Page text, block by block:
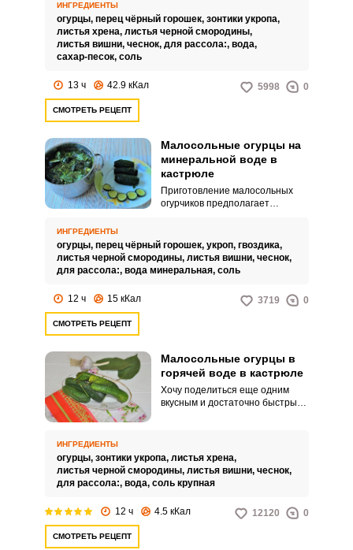
огурцы, приготовленные в
холодной воде, получаются
хрустящими и достаточно
ИНГРЕДИЕНТЫ
огурцы, перец чёрный горошек, зонтики укропа,
листья хрена, листья черной смородины,
листья вишни, чеснок, для рассола:, вода,
сахар-песок, соль
13 ч 42.9 кКал 5998 0
СМОТРЕТЬ РЕЦЕПТ
Малосольные огурцы на
минеральной воде в
кастрюле
Приготовление малосольных
огурчиков предполагает
предлагаю приготовить
малосольные огурцы на
минеральной воде.
ИНГРЕДИЕНТЫ
огурцы, перец чёрный горошек, укроп, гвоздика,
листья черной смородины, листья вишни, чеснок,
для рассола:, вода минеральная, соль
12 ч 15 кКал 3719 0
СМОТРЕТЬ РЕЦЕПТ
Малосольные огурцы в
горячей воде в кастрюле
Хочу поделиться еще одним
вкусным и достаточно быстрым
способом получаются
хрустящими и очень
аппетитными.
ИНГРЕДИЕНТЫ
огурцы, зонтики укропа, листья хрена,
листья черной смородины, листья вишни, чеснок,
для рассола:, вода, соль крупная
12 ч 4.5 кКал 12120 0
СМОТРЕТЬ РЕЦЕПТ